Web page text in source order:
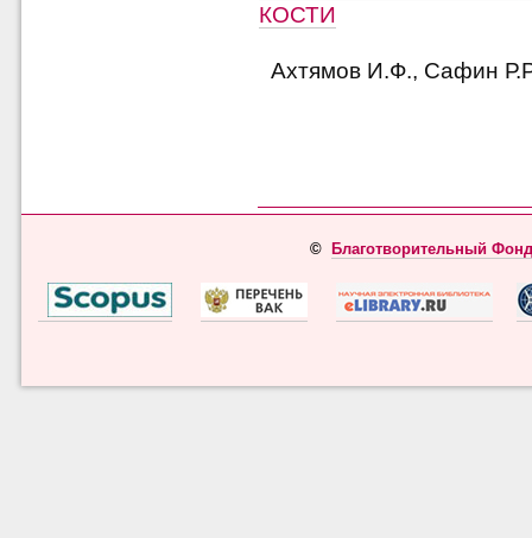
КОСТИ
Ахтямов И.Ф., Сафин
© Благотворительный